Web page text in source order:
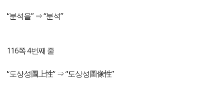
“분석을” ⇒ “분석”
116쪽 4번째 줄
“도상성圖上性” ⇒ “도상성圖像性”